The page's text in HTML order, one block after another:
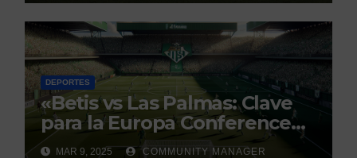
DEPORTES
«Betis vs Las Palmas: Clave
para la Europa Conference
League»
MAR 9, 2025 COMMUNITY MANAGER